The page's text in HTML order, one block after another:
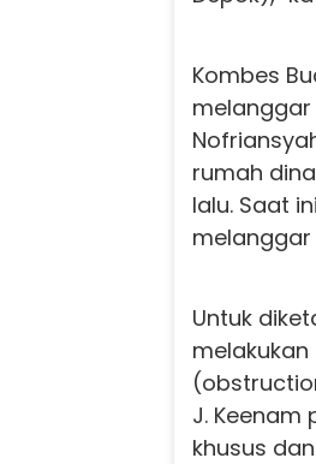
Kombes
rumah
lalu. Saat
melanggar
Untuk
J.
khusus